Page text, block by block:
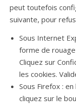
peut toutefois
suivante, pour
Sous Internet
forme de
Cliquez sur
les cookies.
Sous Firefox :
cliquez sur le